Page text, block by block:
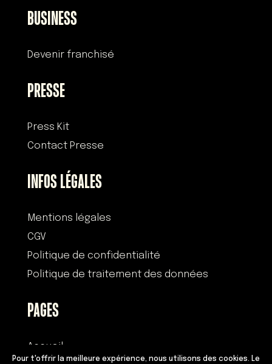
Pour t'offrir la meilleure expérience, nous utilisons des cookies. Le
BUSINESS
Devenir franchisé
PRESSE
Press Kit
Contact Presse
INFOS LÉGALES
Mentions légales
CGV
Politique de confidentialité
Politique de traitement des données
PAGES
Accueil